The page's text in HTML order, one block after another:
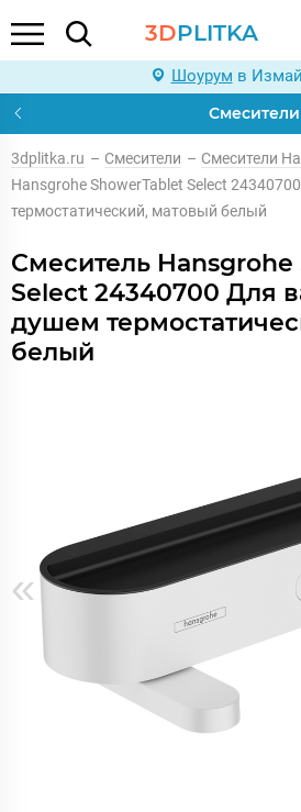
3DPLITKA
Шоурум в
Смесители
3dplitka.ru – Смесители – Смесители
Hansgrohe ShowerTablet Select
термостатический, матовый белый
Смеситель
Select 24340700 Для
душем
белый
«